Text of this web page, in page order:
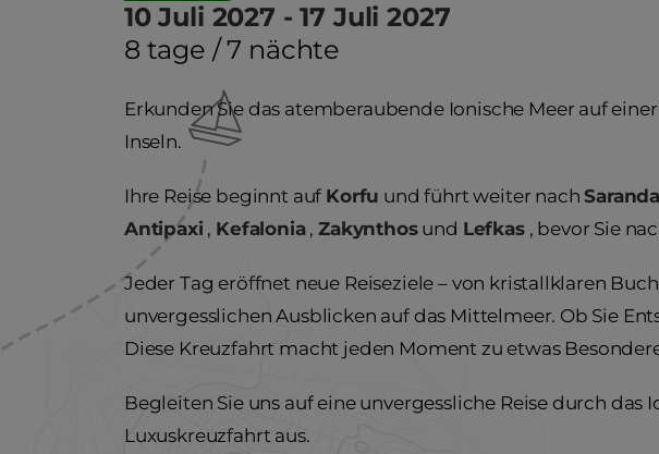
10 Juli 2027 - 17 Juli 2027
8 tage / 7 nächte
Erkunden Sie das atemberaubende Ionische Meer auf
Inseln.
Ihre Reise beginnt auf Korfu und führt weiter nach
Antipaxi , Kefalonia,Zakynthosund Lefkas, bevor Sie
Jeder Tag eröffnet neue Reiseziele – von kristallklaren
unvergesslichen Ausblicken auf das Mittelmeer. Ob Sie
Diese Kreuzfahrt macht jeden Moment zu etwas
Begleiten Sie uns auf eine unvergessliche Reise durch
Luxuskreuzfahrt aus.